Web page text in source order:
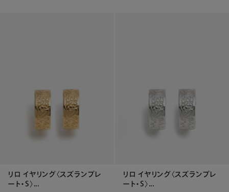
リロ イヤリング〈スズランプレ
ート・S〉...
リロ イヤリング〈スズランプレ
ート・S〉...